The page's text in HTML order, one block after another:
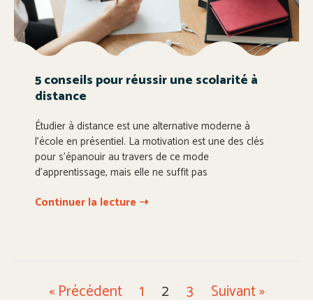
5 conseils pour réussir une scolarité à
distance
Étudier à distance est une alternative moderne à
l’école en présentiel. La motivation est une des clés
pour s’épanouir au travers de ce mode
d’apprentissage, mais elle ne suffit pas
Continuer la lecture ➝
« Précédent 1 2 3 Suivant »